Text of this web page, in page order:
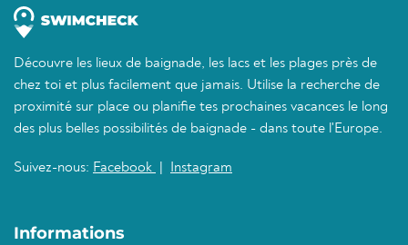
Découvre les lieux de baignade, les lacs et les plages près de
chez toi et plus facilement que jamais. Utilise la recherche de
proximité sur place ou planifie tes prochaines vacances le long
des plus belles possibilités de baignade - dans toute l'Europe.
Suivez-nous: Facebook Instagram
Informations